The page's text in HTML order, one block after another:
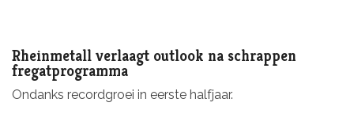
Rheinmetall verlaagt outlook na schrappen
fregatprogramma
Ondanks recordgroei in eerste halfjaar.